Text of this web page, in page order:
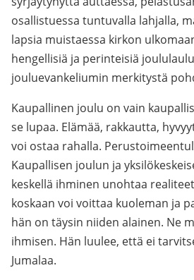
osallistuessa tuntuvalla lahjalla,
lapsia muistaessa kirkon
hengellisiä ja perinteisiä
jouluevankeliumin merkitystä
Kaupallinen joulu on vain
se lupaa. Elämää, rakkautta,
voi ostaa rahalla.
Kaupallisen joulun ja
keskellä ihminen unohtaa
koskaan voi voittaa kuoleman ja
hän on täysin niiden alainen. Ne
ihmisen. Hän luulee, että ei
Jumalaa.